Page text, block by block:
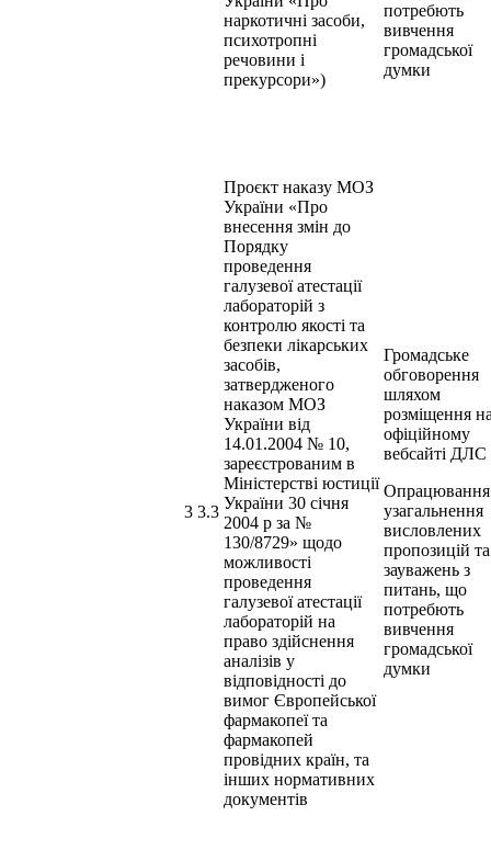
наркотичні засоби,
психотропні
речовини і
прекурсори»)
потребють
вивчення
громадської
думки
3 3.3
Проєкт наказу МОЗ
України «Про
внесення змін до
Порядку
проведення
галузевої атестації
лабораторій з
контролю якості та
безпеки лікарських
засобів,
затвердженого
наказом МОЗ
України від
14.01.2004 № 10,
зареєстрованим в
Міністерстві юстиції
України 30 січня
2004 р за №
130/8729» щодо
можливості
проведення
галузевої атестації
лабораторій на
право здійснення
аналізів у
відповідності до
вимог Європейської
фармакопеї та
фармакопей
провідних країн, та
інших нормативних
документів
Громадське
обговорення
шляхом
розміщення
офіційному
вебсайті ДЛС
Опрацювання
узагальнення
висловлених
пропозицій та
зауважень з
питань, що
потребють
вивчення
громадської
думки